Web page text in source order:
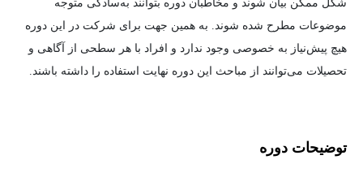
شکل ممکن بیان شوند و مخاطبان دوره بتوانند به‌سادگی متوجه
موضوعات مطرح شده شوند. به همین جهت برای شرکت در این دوره
هیچ پیش‌نیاز به خصوصی وجود ندارد و افراد با هر سطحی از آگاهی و
تحصیلات می‌توانند از مباحث این دوره نهایت استفاده را داشته باشند.
توضیحات دوره